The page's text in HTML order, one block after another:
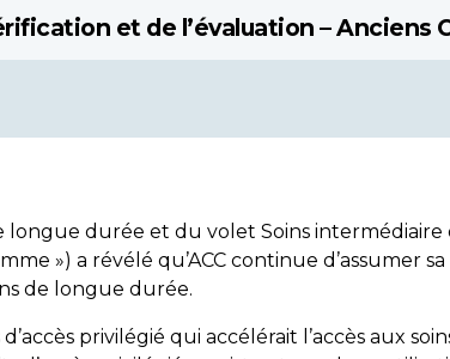
et de l’évaluation – Anciens
longue durée et du volet Soins
») a révélé qu’ACC continue d’assumer
de longue durée.
privilégié qui accélérait l’accès aux